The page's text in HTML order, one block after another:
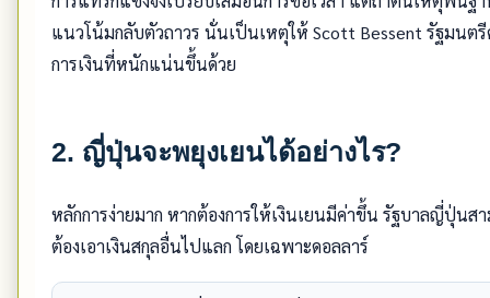
แนวโน้มกลับตัวถาวร นั่นเป็นเหตุให้ Scott Bessent รัฐมนต
การเงินที่หนักแน่นขึ้นด้วย
2. ญี่ปุ่นจะพยุงเยนได้อย่างไร?
หลักการง่ายมาก หากต้องการให้เงินเยนมีค่าขึ้น รัฐบาลญี่ปุ่นส
ต้องเอาเงินสกุลอื่นไปแลก โดยเฉพาะดอลลาร์